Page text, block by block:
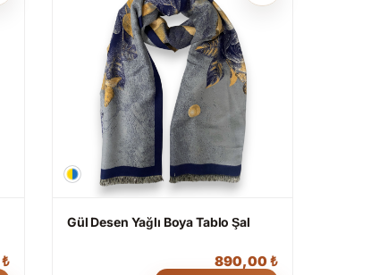
₺
Gül Desen Yağlı Boya Tablo Şal
890,00₺